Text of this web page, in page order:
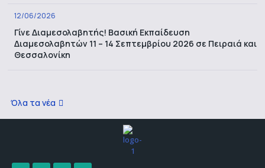
12/06/2026
Γίνε Διαμεσολαβητής! Βασική Εκπαίδευση
Διαμεσολαβητών 11 – 14 Σεπτεμβρίου 2026 σε Πειραιά και
Θεσσαλονίκη
Όλα τα νέα